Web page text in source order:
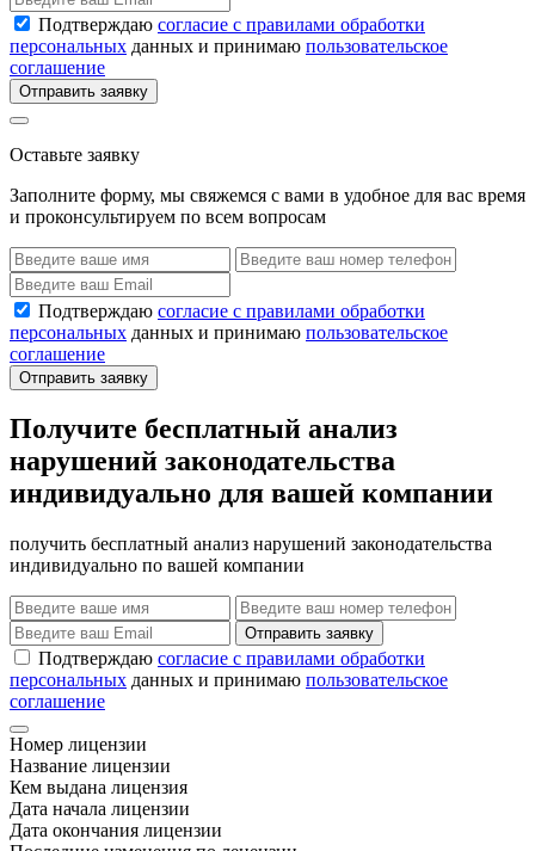
Подтверждаю согласие с правилами обработки
персональных данных и принимаю пользовательское
соглашение
Отправить заявку
Оставьте заявку
Заполните форму, мы свяжемся с вами в удобное для вас время
и проконсультируем по всем вопросам
Подтверждаю согласие с правилами обработки
персональных данных и принимаю пользовательское
соглашение
Отправить заявку
Получите бесплатный анализ
нарушений законодательства
индивидуально для вашей компании
получить бесплатный анализ нарушений законодательства
индивидуально по вашей компании
Отправить заявку
Подтверждаю согласие с правилами обработки
персональных данных и принимаю пользовательское
соглашение
Номер лицензии
Название лицензии
Кем выдана лицензия
Дата начала лицензии
Дата окончания лицензии